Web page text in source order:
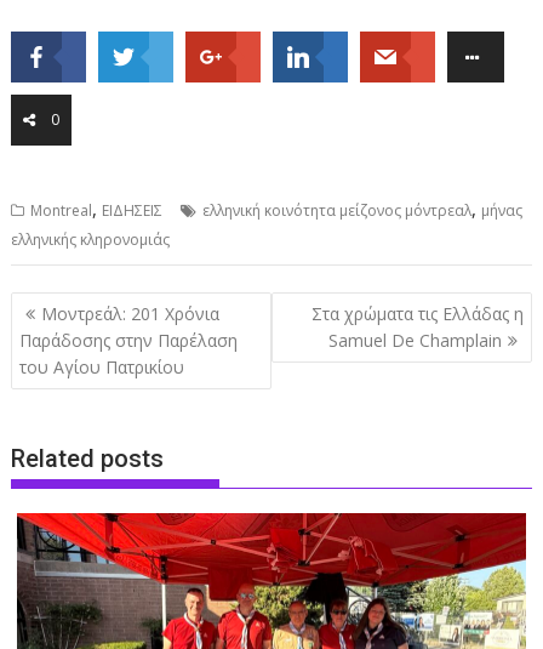
0
Montreal, ΕΙΔΗΣΕΙΣ ελληνική κοινότητα μείζονος μόντρεαλ, μήνας
ελληνικής κληρονομιάς
Post
navigation
Μοντρεάλ: 201 Χρόνια
Παράδοσης στην Παρέλαση
του Αγίου Πατρικίου
Στα χρώματα τις Ελλάδας η
Samuel De Champlain
Related posts